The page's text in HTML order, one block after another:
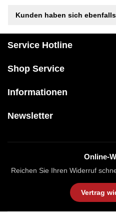
Kunden haben sich
Service Hotline
Shop Service
Informationen
Newsletter
Online-
Reichen Sie Ihren Widerruf
Vertrag